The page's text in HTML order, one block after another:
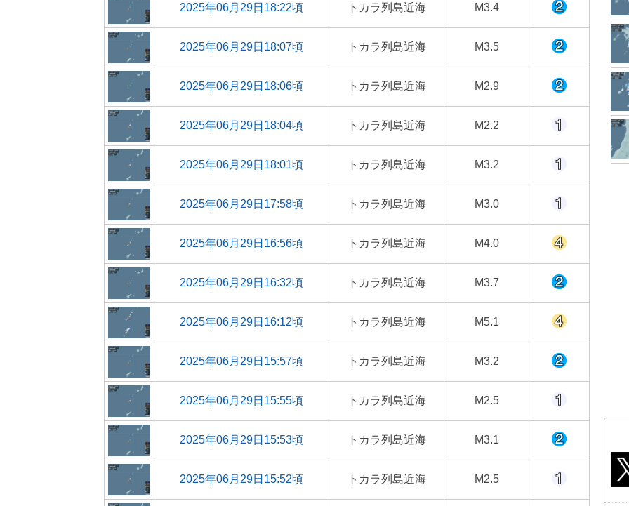
2025年06月29日18:22頃 トカラ列島近海 M3.4
2025年06月29日18:07頃 トカラ列島近海 M3.5
2025年06月29日18:06頃 トカラ列島近海 M2.9
2025年06月29日18:04頃 トカラ列島近海 M2.2
2025年06月29日18:01頃 トカラ列島近海 M3.2
2025年06月29日17:58頃 トカラ列島近海 M3.0
2025年06月29日16:56頃 トカラ列島近海 M4.0
2025年06月29日16:32頃 トカラ列島近海 M3.7
2025年06月29日16:12頃 トカラ列島近海 M5.1
2025年06月29日15:57頃 トカラ列島近海 M3.2
2025年06月29日15:55頃 トカラ列島近海 M2.5
2025年06月29日15:53頃 トカラ列島近海 M3.1
2025年06月29日15:52頃 トカラ列島近海 M2.5